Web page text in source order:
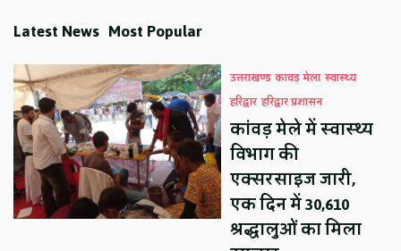
Latest News Most Popular
उत्तराखण्ड कावड़ मेला स्वास्थ्य
हरिद्वार हरिद्वार प्रशासन
कांवड़ मेले में स्वास्थ्य
विभाग की
एक्सरसाइज जारी,
एक दिन में 30,610
श्रद्धालुओं का मिला